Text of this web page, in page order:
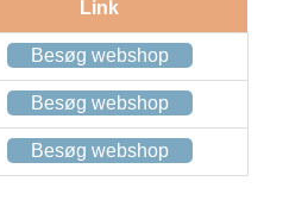
Link
Besøg webshop
Besøg webshop
Besøg webshop